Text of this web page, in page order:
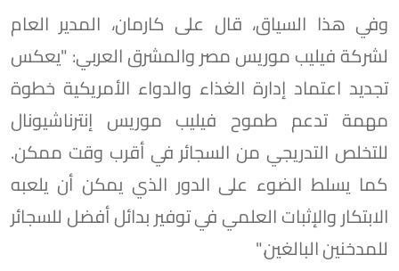
وفي هذا السياق، قال على كارمان، المدير العام
لشركة فيليب موريس مصر والمشرق العربي: "يعكس
تجديد اعتماد إدارة الغذاء والدواء الأمريكية خطوة
مهمة تدعم طموح فيليب موريس إنترناشيونال
للتخلص التدريجي من السجائر في أقرب وقت ممكن.
كما يسلط الضوء على الدور الذي يمكن أن يلعبه
الابتكار والإثبات العلمي في توفير بدائل أفضل للسجائر
للمدخنين البالغين."